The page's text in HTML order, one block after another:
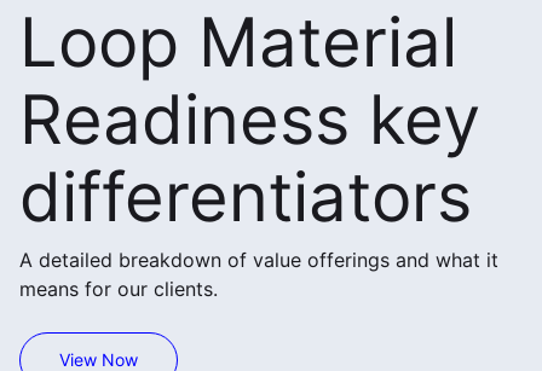
Loop Material
Readiness key
differentiators
A detailed breakdown of value offerings and what it
means for our clients.
View Now